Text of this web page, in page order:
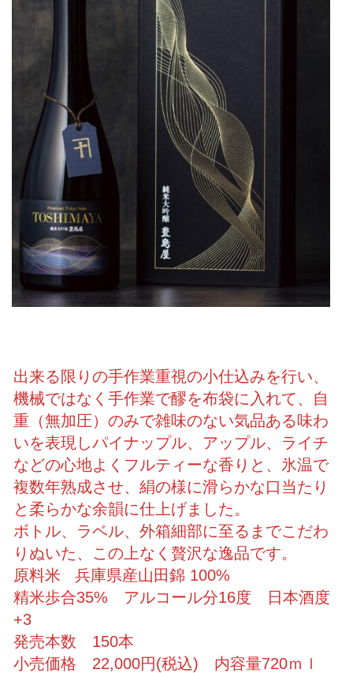
出来る限りの手作業重視の小仕込みを行い、
機械ではなく手作業で醪を布袋に入れて、自
重（無加圧）のみで雑味のない気品ある味わ
いを表現しパイナップル、アップル、ライチ
などの心地よくフルティーな香りと、氷温で
複数年熟成させ、絹の様に滑らかな口当たり
と柔らかな余韻に仕上げました。
ボトル、ラベル、外箱細部に至るまでこだわ
りぬいた、この上なく贅沢な逸品です。
原料米 兵庫県産山田錦 100%
精米歩合35% アルコール分16度 日本酒度
+3
発売本数 150本
小売価格 22,000円(税込) 内容量720ｍｌ